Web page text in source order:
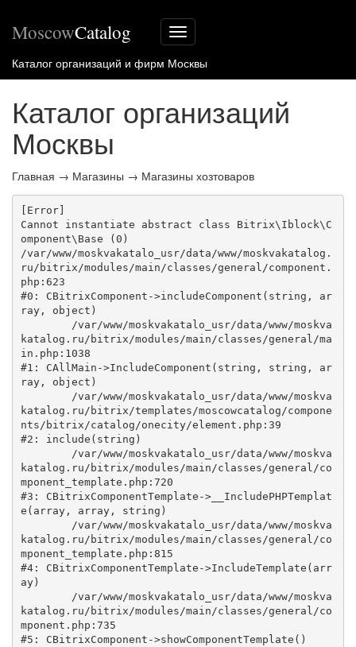
Меню
сайта
MoscowCatalog
Каталог организаций и фирм Москвы
Каталог организаций
Москвы
Главная → Магазины → Магазины хозтоваров
[Error]
Cannot instantiate abstract class Bitrix\Iblock\C
omponent\Base (0)
/var/www/moskvakatalo_usr/data/www/moskvakatalog.
ru/bitrix/modules/main/classes/general/component.
php:623
#0: CBitrixComponent->includeComponent(string, ar
ray, object)
katalog.ru/bitrix/modules/main/classes/general/ma
in.php:1038
#1: CAllMain->IncludeComponent(string, string, ar
ray, object)
katalog.ru/bitrix/templates/moscowcatalog/compone
nts/bitrix/catalog/onecity/element.php:39
#2: include(string)
katalog.ru/bitrix/modules/main/classes/general/co
mponent_template.php:720
#3: CBitrixComponentTemplate->__IncludePHPTemplat
e(array, array, string)
katalog.ru/bitrix/modules/main/classes/general/co
mponent_template.php:815
#4: CBitrixComponentTemplate->IncludeTemplate(arr
ay)
katalog.ru/bitrix/modules/main/classes/general/co
mponent.php:735
#5: CBitrixComponent->showComponentTemplate()